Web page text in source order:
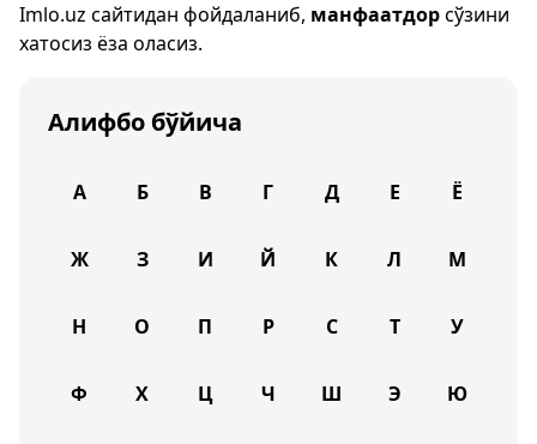
Imlo.uz сайтидан фойдаланиб, манфаатдорсўзини
хатосиз ёза оласиз.
Алифбо бўйича
А Б В Г Д Е Ё
Ж З И Й К Л М
Н О П Р С Т У
Ф Х Ц Ч Ш Э Ю